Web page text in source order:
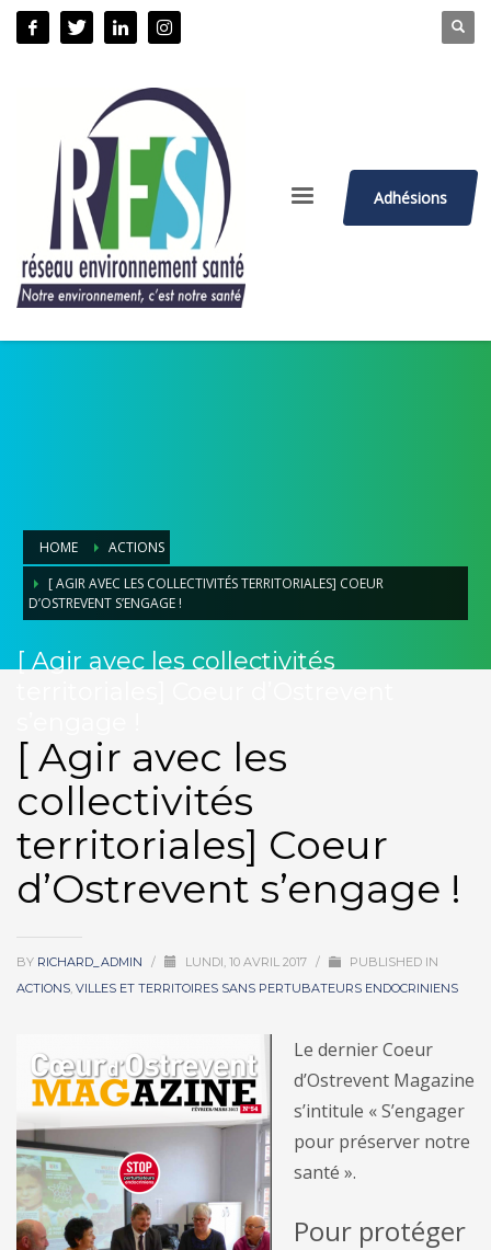
Adhésions
HOME
ACTIONS
[ AGIR AVEC LES COLLECTIVITÉS TERRITORIALES] COEUR
D’OSTREVENT S’ENGAGE !
[ Agir avec les collectivités
[ Agir avec les
collectivités
territoriales] Coeur
d’Ostrevent s’engage !
BY RICHARD_ADMIN / LUNDI, 10 AVRIL 2017 /
PUBLISHED IN
ACTIONS, VILLES ET TERRITOIRES SANS PERTUBATEURS ENDOCRINIENS
Le dernier Coeur
d’Ostrevent Magazine
s’intitule « S’engager
pour préserver notre
santé ».
Pour protéger